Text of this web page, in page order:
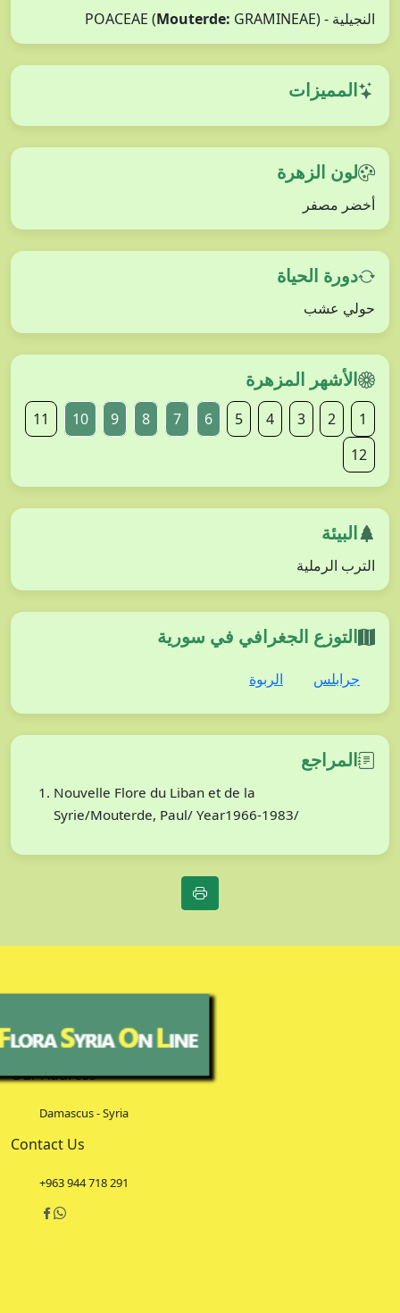
النجيلية - POACEAE ( Mouterde: GRAMINEAE)
المميزات
لون الزهرة
أخضر مصفر
دورة الحياة
حولي عشب
الأشهر المزهرة
1
2
3
4
5
6
7
8
9
10
11
12
البيئة
الترب الرملية
التوزع الجغرافي في سورية
جرابلس الربوة
المراجع
Nouvelle Flore du Liban et de la
Syrie/Mouterde, Paul/ Year1966-1983/
Our Address
Damascus - Syria
Contact Us
+963 944 718 291